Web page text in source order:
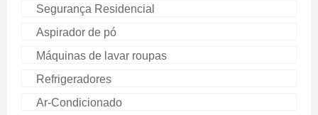
Segurança Residencial
Aspirador de pó
Máquinas de lavar roupas
Refrigeradores
Ar-Condicionado